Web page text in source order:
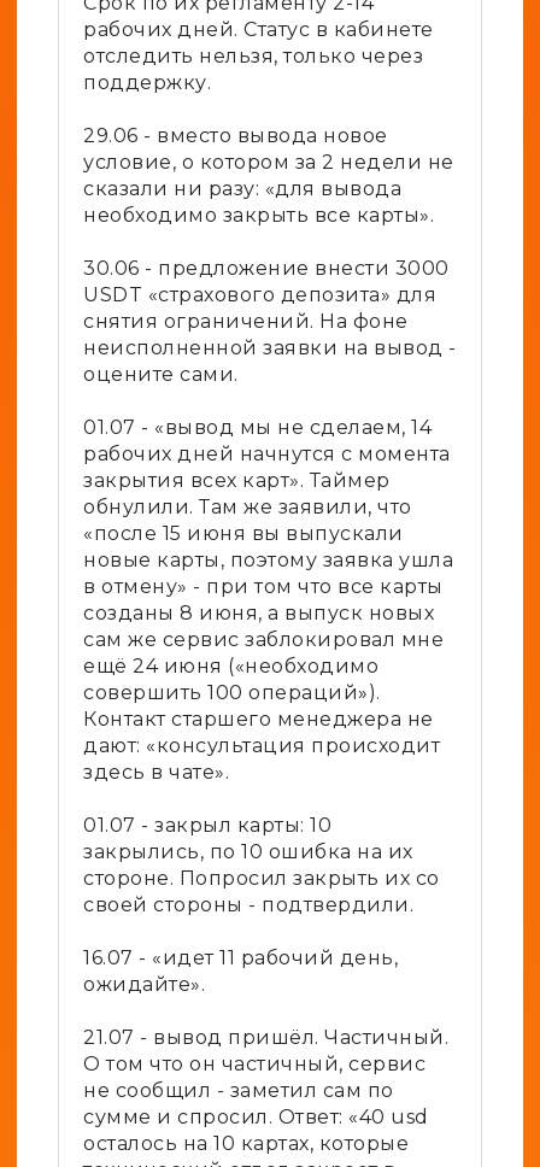
рабочих дней. Статус в кабинете
отследить нельзя, только через
поддержку.
29.06 - вместо вывода новое
условие, о котором за 2 недели не
сказали ни разу: «для вывода
необходимо закрыть все карты».
30.06 - предложение внести 3000
USDT «страхового депозита» для
снятия ограничений. На фоне
неисполненной заявки на вывод -
оцените сами.
01.07 - «вывод мы не сделаем, 14
рабочих дней начнутся с момента
закрытия всех карт». Таймер
обнулили. Там же заявили, что
«после 15 июня вы выпускали
новые карты, поэтому заявка ушла
в отмену» - при том что все карты
созданы 8 июня, а выпуск новых
сам же сервис заблокировал мне
ещё 24 июня («необходимо
совершить 100 операций»).
Контакт старшего менеджера не
дают: «консультация происходит
здесь в чате».
01.07 - закрыл карты: 10
закрылись, по 10 ошибка на их
стороне. Попросил закрыть их со
своей стороны - подтвердили.
16.07 - «идет 11 рабочий день,
ожидайте».
21.07 - вывод пришёл. Частичный.
О том что он частичный, сервис
не сообщил - заметил сам по
сумме и спросил. Ответ: «40 usd
осталось на 10 картах, которые